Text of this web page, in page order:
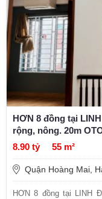
HƠN 8 đồng tại
rộng, nông. 20m
8.90 tỷ
55 m²
Quận Hoàng Mai,
HƠN 8 đồng tại LINH